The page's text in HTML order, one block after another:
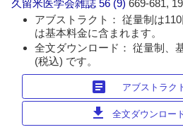
久留米医学会雑誌 56 (9)669-681,
アブストラクト： 従量制は
は基本料金に含まれます。
全文ダウンロード： 従量制、
(税込) です。
article アブストラク
download 全文ダウンロー